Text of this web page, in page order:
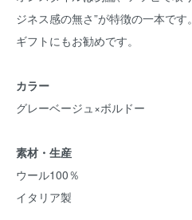
ジネス感の無さ”が特徴の一本です。
ギフトにもお勧めです。
カラー
グレーベージュ×ボルドー
素材・生産
ウール100％
イタリア製